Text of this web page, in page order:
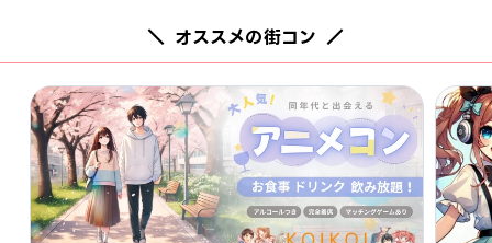
＼ オススメの街コン ／